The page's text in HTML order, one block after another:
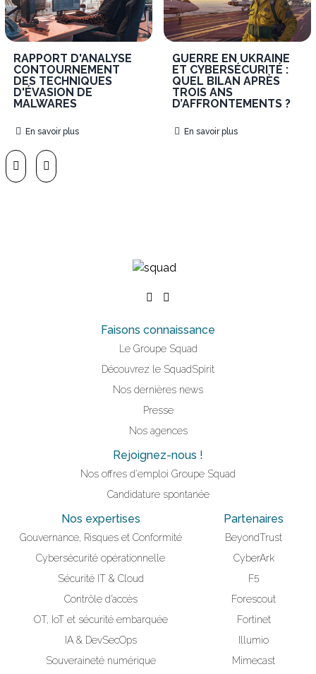
RAPPORT D'ANALYSE
CONTOURNEMENT
DES TECHNIQUES
D'ÉVASION DE
MALWARES
En savoir plus
GUERRE EN UKRAINE
ET CYBERSÉCURITÉ :
QUEL BILAN APRÈS
TROIS ANS
D’AFFRONTEMENTS ?
En savoir plus
Faisons connaissance
Le Groupe Squad
Découvrez le SquadSpirit
Nos dernières news
Presse
Nos agences
Rejoignez-nous !
Nos offres d'emploi Groupe Squad
Candidature spontanée
Nos expertises
Gouvernance, Risques et Conformité
Cybersécurité opérationnelle
Sécurité IT & Cloud
Contrôle d’accès
OT, IoT et sécurité embarquée
IA & DevSecOps
Souveraineté numérique
Partenaires
BeyondTrust
CyberArk
F5
Forescout
Fortinet
Illumio
Mimecast